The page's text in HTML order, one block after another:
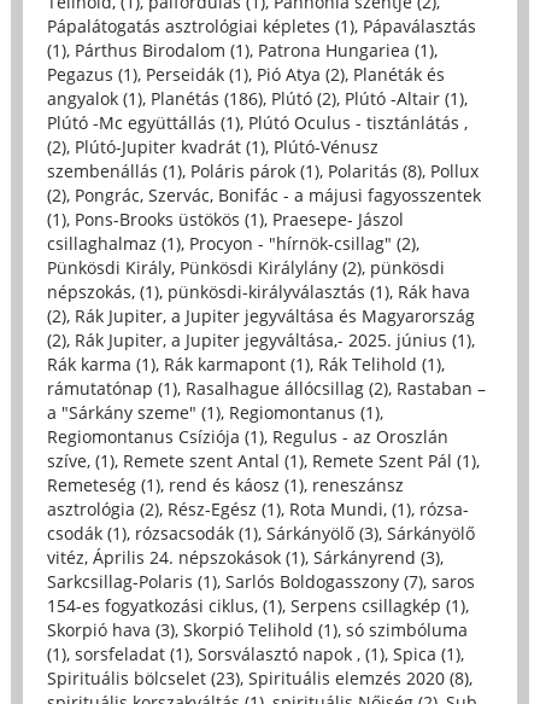
Pápalátogatás asztrológiai képletes (1), Pápaválasztás
(1), Párthus Birodalom (1), Patrona Hungariea (1),
Pegazus (1), Perseidák (1), Pió Atya (2), Planéták és
angyalok (1), Planétás (186), Plútó (2), Plútó -Altair (1),
Plútó -Mc együttállás (1), Plútó Oculus - tisztánlátás ,
(2), Plútó-Jupiter kvadrát (1), Plútó-Vénusz
szembenállás (1), Poláris párok (1), Polaritás (8), Pollux
(2), Pongrác, Szervác, Bonifác - a májusi fagyosszentek
(1), Pons-Brooks üstökös (1), Praesepe- Jászol
csillaghalmaz (1), Procyon - "hírnök-csillag" (2),
Pünkösdi Király, Pünkösdi Királylány (2), pünkösdi
népszokás, (1), pünkösdi-királyválasztás (1), Rák hava
(2), Rák Jupiter, a Jupiter jegyváltása és Magyarország
(2), Rák Jupiter, a Jupiter jegyváltása,- 2025. június (1),
Rák karma (1), Rák karmapont (1), Rák Telihold (1),
rámutatónap (1), Rasalhague állócsillag (2), Rastaban –
a "Sárkány szeme" (1), Regiomontanus (1),
Regiomontanus Csíziója (1), Regulus - az Oroszlán
szíve, (1), Remete szent Antal (1), Remete Szent Pál (1),
Remeteség (1), rend és káosz (1), reneszánsz
asztrológia (2), Rész-Egész (1), Rota Mundi, (1), rózsa-
csodák (1), rózsacsodák (1), Sárkányölő (3), Sárkányölő
vitéz, Április 24. népszokások (1), Sárkányrend (3),
Sarkcsillag-Polaris (1), Sarlós Boldogasszony (7), saros
154-es fogyatkozási ciklus, (1), Serpens csillagkép (1),
Skorpió hava (3), Skorpió Telihold (1), só szimbóluma
(1), sorsfeladat (1), Sorsválasztó napok , (1), Spica (1),
Spirituális bölcselet (23), Spirituális elemzés 2020 (8),